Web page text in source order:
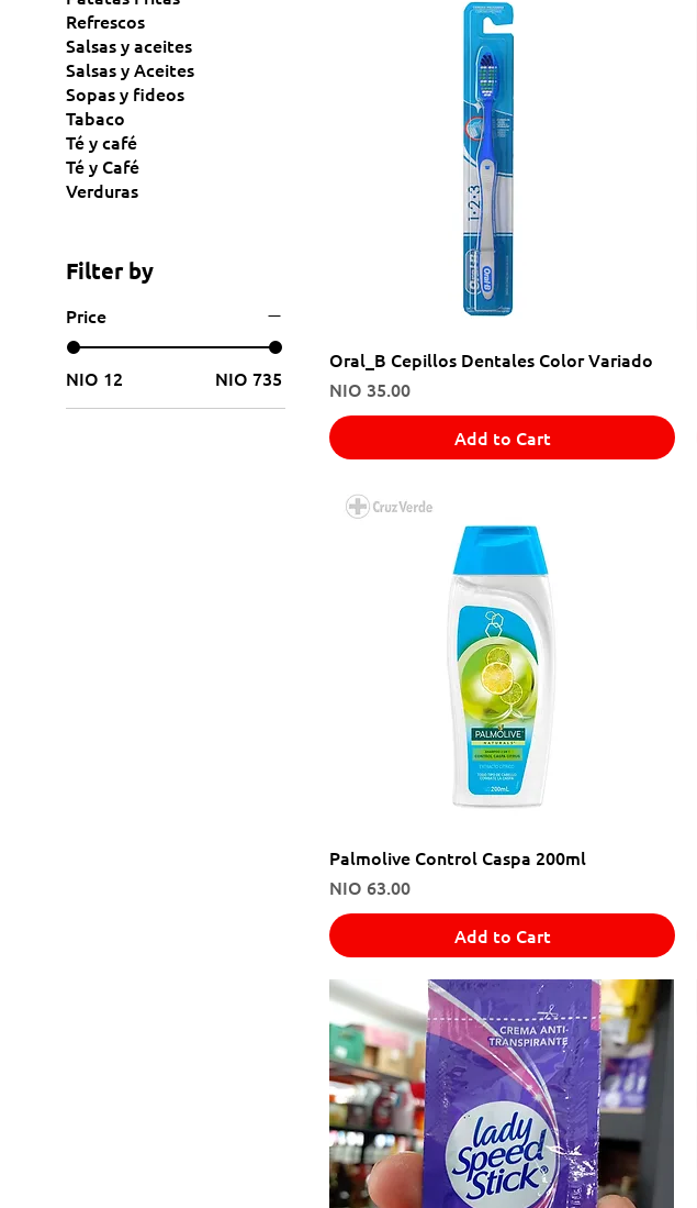
Refrescos
Salsas y aceites
Salsas y Aceites
Sopas y fideos
Tabaco
Té y café
Té y Café
Verduras
Filter by
Price
NIO 12 NIO 735
Oral_B Cepillos Dentales Color Variado
Price
NIO 35.00
Add to Cart
Palmolive Control Caspa 200ml
Price
NIO 63.00
Add to Cart